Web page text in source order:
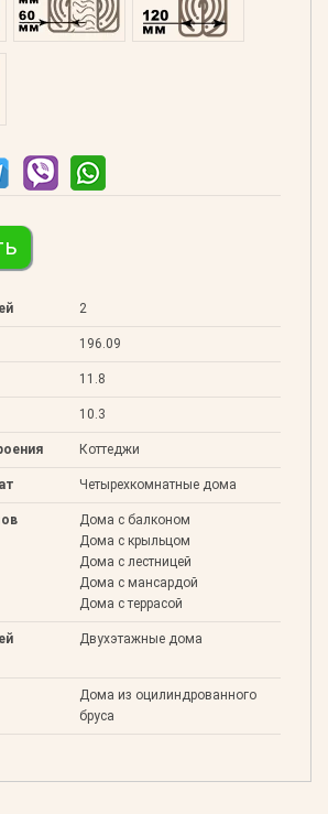
2
196.09
11.8
10.3
Коттеджи
Четырехкомнатные дома
Дома с балконом
Дома с крыльцом
Дома с лестницей
Дома с мансардой
Дома с террасой
Двухэтажные дома
Дома из оцилиндрованного
бруса